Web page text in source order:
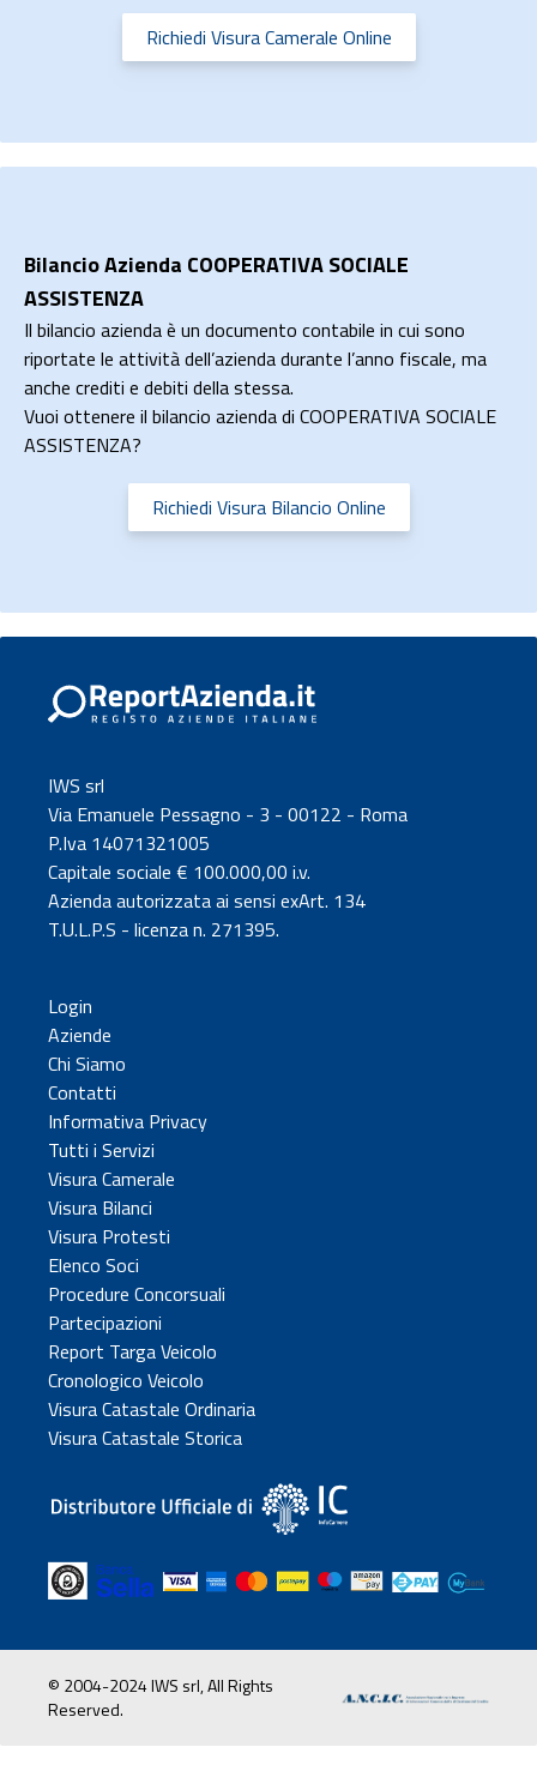
Richiedi Visura Camerale Online
Bilancio Azienda COOPERATIVA SOCIALE
ASSISTENZA
Il bilancio azienda è un documento contabile in cui sono
riportate le attività dell’azienda durante l’anno fiscale, ma
anche crediti e debiti della stessa.
Vuoi ottenere il bilancio azienda di COOPERATIVA SOCIALE
ASSISTENZA?
Richiedi Visura Bilancio Online
IWS srl
Via Emanuele Pessagno - 3 - 00122 - Roma
P.Iva 14071321005
Capitale sociale € 100.000,00 i.v.
Azienda autorizzata ai sensi exArt. 134
T.U.L.P.S - licenza n. 271395.
Login
Aziende
Chi Siamo
Contatti
Informativa Privacy
Tutti i Servizi
Visura Camerale
Visura Bilanci
Visura Protesti
Elenco Soci
Procedure Concorsuali
Partecipazioni
Report Targa Veicolo
Cronologico Veicolo
Visura Catastale Ordinaria
Visura Catastale Storica
© 2004-2024 IWS srl, All Rights
Reserved.